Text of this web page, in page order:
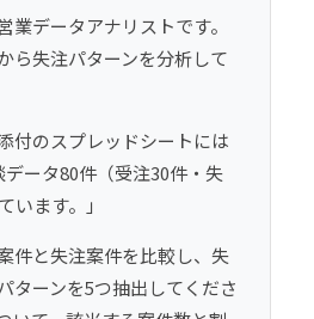
業データアナリストです。
ら失注パターンを分析して
添付のスプレッドシートには
ータ80件（受注30件・失
います。」
案件と失注案件を比較し、失
ターンを5つ抽出してくださ